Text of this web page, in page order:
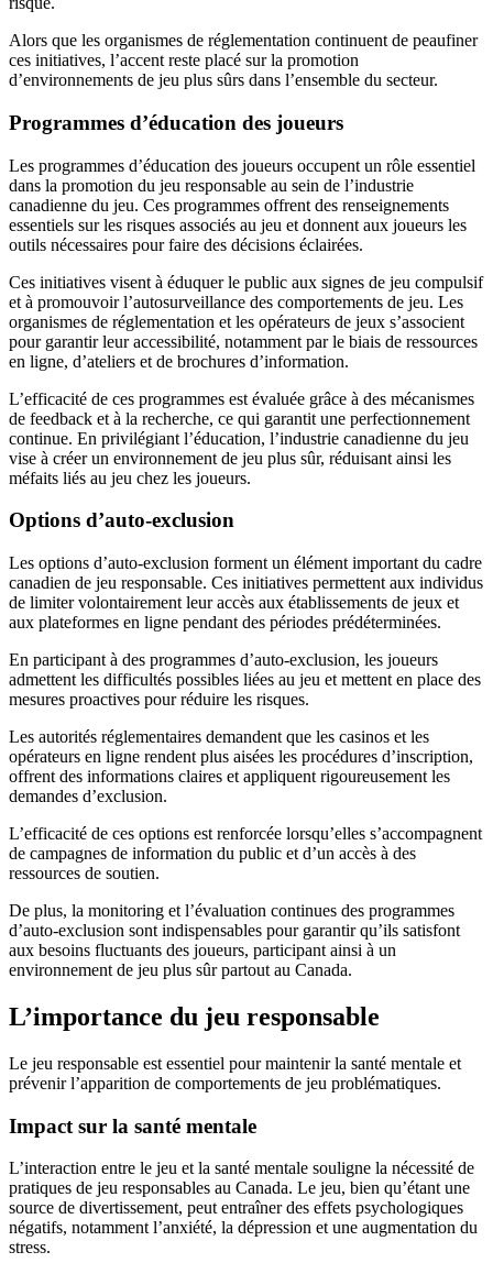
Alors que les organismes de réglementation continuent de peaufiner
ces initiatives, l’accent reste placé sur la promotion
d’environnements de jeu plus sûrs dans l’ensemble du secteur.
Programmes d’éducation des joueurs
Les programmes d’éducation des joueurs occupent un rôle essentiel
dans la promotion du jeu responsable au sein de l’industrie
canadienne du jeu. Ces programmes offrent des renseignements
essentiels sur les risques associés au jeu et donnent aux joueurs les
outils nécessaires pour faire des décisions éclairées.
Ces initiatives visent à éduquer le public aux signes de jeu compulsif
et à promouvoir l’autosurveillance des comportements de jeu. Les
organismes de réglementation et les opérateurs de jeux s’associent
pour garantir leur accessibilité, notamment par le biais de ressources
en ligne, d’ateliers et de brochures d’information.
L’efficacité de ces programmes est évaluée grâce à des mécanismes
de feedback et à la recherche, ce qui garantit une perfectionnement
continue. En privilégiant l’éducation, l’industrie canadienne du jeu
vise à créer un environnement de jeu plus sûr, réduisant ainsi les
méfaits liés au jeu chez les joueurs.
Options d’auto-exclusion
Les options d’auto-exclusion forment un élément important du cadre
canadien de jeu responsable. Ces initiatives permettent aux individus
de limiter volontairement leur accès aux établissements de jeux et
aux plateformes en ligne pendant des périodes prédéterminées.
En participant à des programmes d’auto-exclusion, les joueurs
admettent les difficultés possibles liées au jeu et mettent en place des
mesures proactives pour réduire les risques.
Les autorités réglementaires demandent que les casinos et les
opérateurs en ligne rendent plus aisées les procédures d’inscription,
offrent des informations claires et appliquent rigoureusement les
demandes d’exclusion.
L’efficacité de ces options est renforcée lorsqu’elles s’accompagnent
de campagnes de information du public et d’un accès à des
ressources de soutien.
De plus, la monitoring et l’évaluation continues des programmes
d’auto-exclusion sont indispensables pour garantir qu’ils satisfont
aux besoins fluctuants des joueurs, participant ainsi à un
environnement de jeu plus sûr partout au Canada.
L’importance du jeu responsable
Le jeu responsable est essentiel pour maintenir la santé mentale et
prévenir l’apparition de comportements de jeu problématiques.
Impact sur la santé mentale
L’interaction entre le jeu et la santé mentale souligne la nécessité de
pratiques de jeu responsables au Canada. Le jeu, bien qu’étant une
source de divertissement, peut entraîner des effets psychologiques
négatifs, notamment l’anxiété, la dépression et une augmentation du
stress.